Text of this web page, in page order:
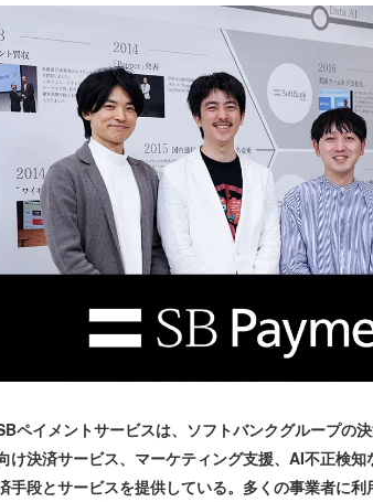
ペイメントサービスは、ソフトバンクグループの
け決済サービス、マーケティング支援、AI不正検
手段とサービスを提供している。多くの事業者に